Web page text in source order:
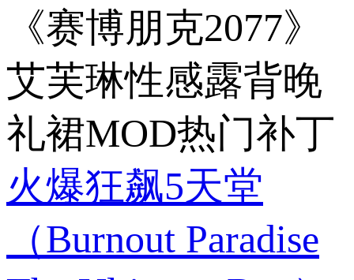
《赛博朋克2077》
艾芙琳性感露背晚
礼裙MOD热门补丁
火爆狂飙5天堂
（Burnout Paradise